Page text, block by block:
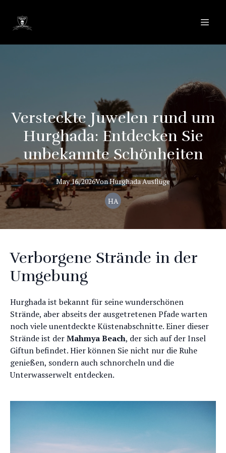
Versteckte Juwelen rund um
Hurghada: Entdecken Sie
unbekannte Schönheiten
May 16, 2026VonHurghadaAusflüge
HA
Verborgene Strände in der
Umgebung
Hurghada ist bekannt für seine wunderschönen
Strände, aber abseits der ausgetretenen Pfade warten
noch viele unentdeckte Küstenabschnitte. Einer dieser
Strände ist derMahmya Beach, der sich auf der Insel
Giftun befindet. Hier können Sie nicht nur die Ruhe
genießen, sondern auch schnorcheln und die
Unterwasserwelt entdecken.